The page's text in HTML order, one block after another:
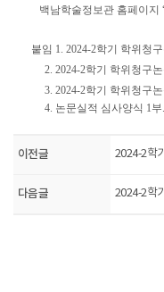
백남학술정보관 홈페이지
붙임 1. 2024-2학기 학위청
2. 2024-2학기 학위청구
3. 2024-2학기 학위청구
4. 논문실적 심사양식 1
이전글 2024-2학
다음글 2024-2학